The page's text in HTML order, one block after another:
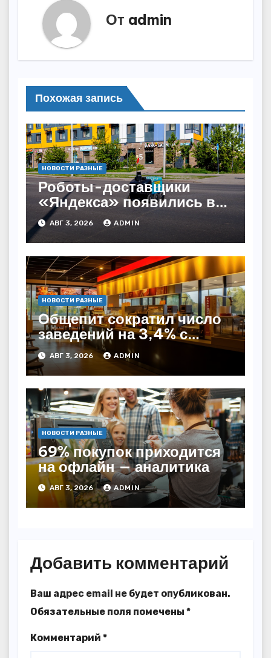
От admin
Похожая запись
НОВОСТИ РАЗНЫЕ
Роботы-доставщики
«Яндекса» появились в
Казахстане
АВГ 3, 2026 ADMIN
НОВОСТИ РАЗНЫЕ
Общепит сократил число
заведений на 3,4% с
начала года — INFOLine
АВГ 3, 2026 ADMIN
НОВОСТИ РАЗНЫЕ
69% покупок приходится
на офлайн — аналитика
АВГ 3, 2026 ADMIN
Добавить комментарий
Ваш адрес email не будет опубликован.
Обязательные поля помечены *
Комментарий *